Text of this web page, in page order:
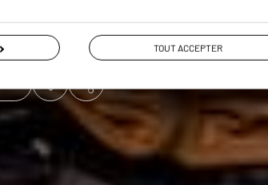
TOUT ACCEPTER
en Inde